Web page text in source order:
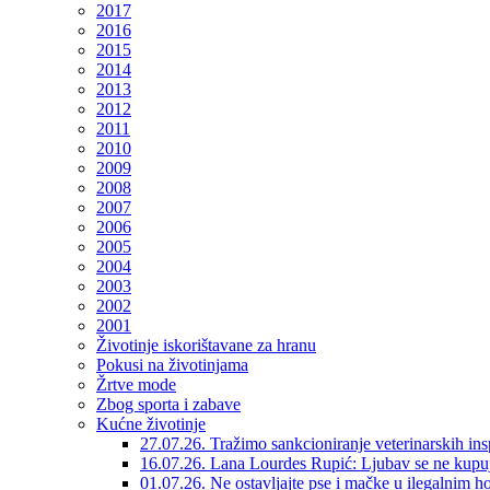
2017
2016
2015
2014
2013
2012
2011
2010
2009
2008
2007
2006
2005
2004
2003
2002
2001
Životinje iskorištavane za hranu
Pokusi na životinjama
Žrtve mode
Zbog sporta i zabave
Kućne životinje
27.07.26. Tražimo sankcioniranje veterinarskih
16.07.26. Lana Lourdes Rupić: Ljubav se ne
01.07.26. Ne ostavljajte pse i mačke u ilegalnim